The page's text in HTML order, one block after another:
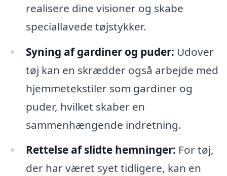
realisere dine visioner og skabe
speciallavede tøjstykker.
Syning af gardiner og puder: Udover
tøj kan en skrædder også arbejde med
hjemmetekstiler som gardiner og
puder, hvilket skaber en
sammenhængende indretning.
Rettelse af slidte hemninger: For tøj,
der har været syet tidligere, kan en